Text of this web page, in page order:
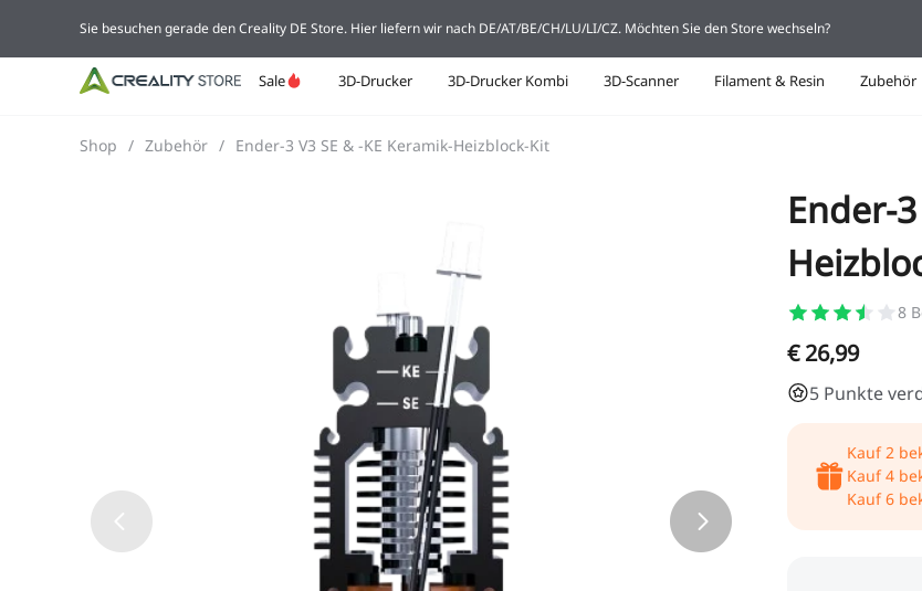
Sale 3D-Drucker 3D-Drucker Kombi 3D-Scanner Filament & Resin Zubehör
Shop / Zubehör / Ender-3 V3 SE & -KE Keramik-Heizblock-Kit
Ender-
8
€ 26,99
5 Punkte
Kauf2
Kauf4
Kauf6
Sie besuchen gerade den Creality DE Store. Hier liefern wir nach DE/AT/BE/CH/LU/LI/CZ. Möchten Sie den Store wechseln?